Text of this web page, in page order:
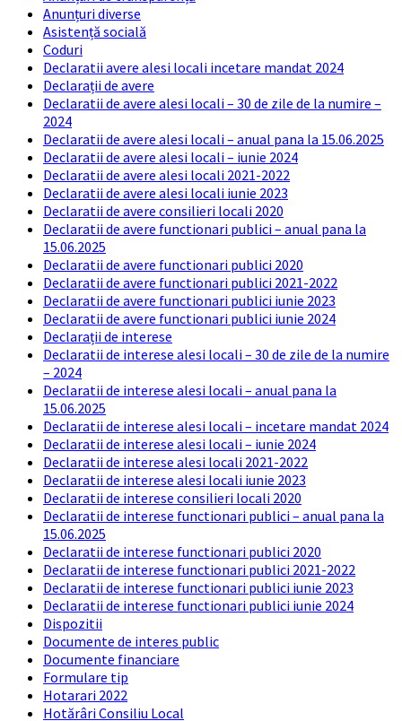
Anunțuri diverse
Asistență socială
Coduri
Declaratii avere alesi locali incetare mandat 2024
Declarații de avere
Declaratii de avere alesi locali – 30 de zile de la numire –
2024
Declaratii de avere alesi locali – anual pana la 15.06.2025
Declaratii de avere alesi locali – iunie 2024
Declaratii de avere alesi locali 2021-2022
Declaratii de avere alesi locali iunie 2023
Declaratii de avere consilieri locali 2020
Declaratii de avere functionari publici – anual pana la
15.06.2025
Declaratii de avere functionari publici 2020
Declaratii de avere functionari publici 2021-2022
Declaratii de avere functionari publici iunie 2023
Declaratii de avere functionari publici iunie 2024
Declarații de interese
Declaratii de interese alesi locali – 30 de zile de la numire
– 2024
Declaratii de interese alesi locali – anual pana la
15.06.2025
Declaratii de interese alesi locali – incetare mandat 2024
Declaratii de interese alesi locali – iunie 2024
Declaratii de interese alesi locali 2021-2022
Declaratii de interese alesi locali iunie 2023
Declaratii de interese consilieri locali 2020
Declaratii de interese functionari publici – anual pana la
15.06.2025
Declaratii de interese functionari publici 2020
Declaratii de interese functionari publici 2021-2022
Declaratii de interese functionari publici iunie 2023
Declaratii de interese functionari publici iunie 2024
Dispozitii
Documente de interes public
Documente financiare
Formulare tip
Hotarari 2022
Hotărâri Consiliu Local